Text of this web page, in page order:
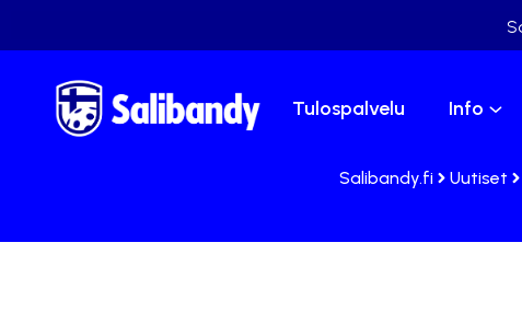
Tulospalvelu Info
Salibandy.fi Uutiset